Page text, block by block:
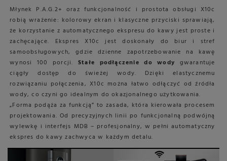
Młynek P.A.G.2+ oraz funkcjonalność i prostota obsługi X10c
robią wrażenie: kolorowy ekran i klasyczne przyciski sprawiają,
że korzystanie z automatycznego ekspresu do kawy jest proste i
zachęcające. Ekspres X10c jest doskonały do biur i stref
samoobsługowych, gdzie dzienne zapotrzebowanie na kawę
wynosi 100 porcji.Stałe podłączenie do wody gwarantuje
ciągły dostęp do świeżej wody. Dzięki elastycznemu
rozwiązaniu połączenia, X10c można łatwo odłączyć od źródła
wody, co czyni go idealnym do okazjonalnego użytkowania.
„Forma podąża za funkcją” to zasada, która kierowała procesem
projektowania. Od precyzyjnych linii po funkcjonalną podwójną
wylewkę i interfejs MDB – profesjonalny, w pełni automatyczny
ekspres do kawy zachwyca w każdym detalu.